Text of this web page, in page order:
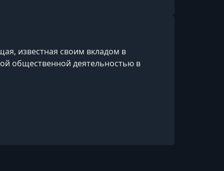
известная своим вкладом в
общественной деятельностью в